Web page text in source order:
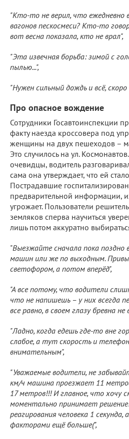
"Кто-то не верил, что ежедневно
вагонов пескосмеси? Кто-то
вот весна показала, кто не врал",
"Эта извечная борьба: зимой с
пылью...",
"Нужен сильный дождь и всё,
Про опасное вождение
Сотрудники Госавтоинспекции
факту наезда кроссовера под
женщины на двух пешеходов –
Это случилось на ул.
очевидцы, водитель
сама она утверждает, что ей
Пострадавшие
предварительной информации,
угрожает. Пользователи
земляков сперва научиться
лишь потом аккуратно
"Выезжайте сначала пока поздно
машин или же по выходным.
светофором, а потом вперёд",
"А все потому, что водители
что не напишешь – у них всегда
все равно, в своем глазу бревна не
"Ладно, когда едешь где-то вне
слабое, а тут скорость и
внимательным",
"Уважаемые водители, не
км/ч машина проезжает 11
17 метров!!! И главное, что хочу
моментально принимает
реагирования человека 1
факторами ещё больше(",